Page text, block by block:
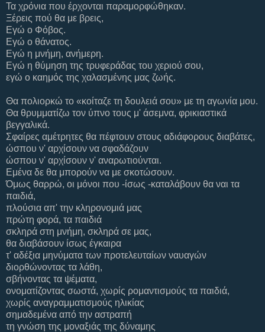
Τα χρόνια που έρχονται παραμορφώθηκαν.
Ξέρεις πού θα με βρεις,
Εγώ ο Φόβος.
Εγώ ο θάνατος.
Εγώ η μνήμη, ανήμερη.
Εγώ η θύμηση της τρυφεράδας του χεριού σου,
εγώ ο καημός της χαλασμένης μας ζωής.
Θα πολιορκώ το «κοίταζε τη δουλειά σου» με τη αγωνία μου.
Θα θρυμματίζω τον ύπνο τους μ' άσεμνα, φρικιαστικά
βεγγαλικά.
Σφαίρες αμέτρητες θα πέφτουν στους αδιάφορους διαβάτες,
ώσπου ν' αρχίσουν να σφαδάζουν
ώσπου ν' αρχίσουν ν' αναρωτιούνται.
Εμένα δε θα μπορούν να με σκοτώσουν.
Όμως θαρρώ, οι μόνοι που -ίσως -καταλάβουν θα ναι τα
παιδιά,
πλούσια απ' την κληρονομιά μας
πρώτη φορά, τα παιδιά
σκληρά στη μνήμη, σκληρά σε μας,
θα διαβάσουν ίσως έγκαιρα
τ' αδέξια μηνύματα των προτελευταίων ναυαγών
διορθώνοντας τα λάθη,
σβήνοντας τα ψέματα,
ονοματίζοντας σωστά, χωρίς ρομαντισμούς τα παιδιά,
χωρίς αναγραμματισμούς ηλικίας
σημαδεμένα από την αστραπή
τη γνώση της μοναξιάς της δύναμης